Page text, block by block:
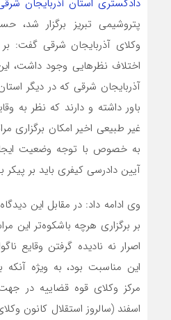
دادگستری استان آذربایجان
پتروشیمی تبریز برگزار شد،
وکلای آذربایجان شرقی گفت:
اختلاف نظرهایی وجود داشت،
آذربایجان شرقی که در دیگر
باور داشته و دارند که نظر به
غیر طبیعی اخیر امکان برگزاری
آیین دادرسی کیفری باید بر
وی ادامه داد: در مقابل این
بر برگزاری هرچه باشکوه‌تر این
این مناسبت بود، به ویژه
مرکز وکلای قوه قضاییه در
اسفند (سالروز استقلال کانون